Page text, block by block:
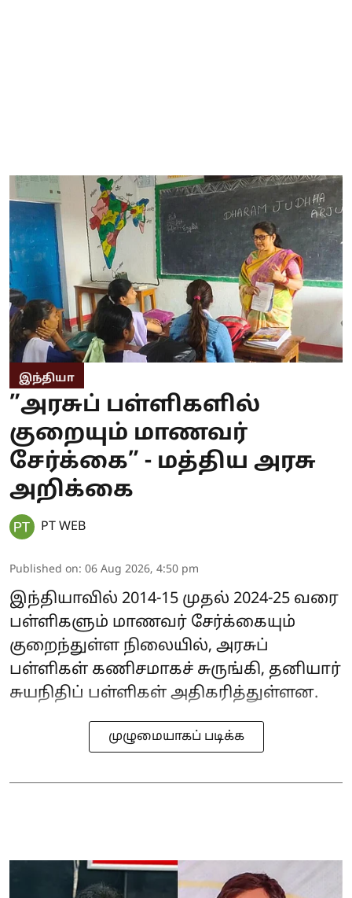
இந்தியா
”அரசுப் பள்ளிகளில்
குறையும் மாணவர்
சேர்க்கை” - மத்திய அரசு
அறிக்கை
PT WEB
Published on: 06 Aug 2026, 4:50 pm
இந்தியாவில் 2014-15 முதல் 2024-25 வரை
பள்ளிகளும் மாணவர் சேர்க்கையும்
குறைந்துள்ள நிலையில், அரசுப்
பள்ளிகள் கணிசமாகச் சுருங்கி, தனியார்
சுயநிதிப் பள்ளிகள் அதிகரித்துள்ளன.
முழுமையாகப் படிக்க